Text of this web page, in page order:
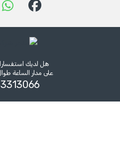
هل لديك
على مدار الساعة